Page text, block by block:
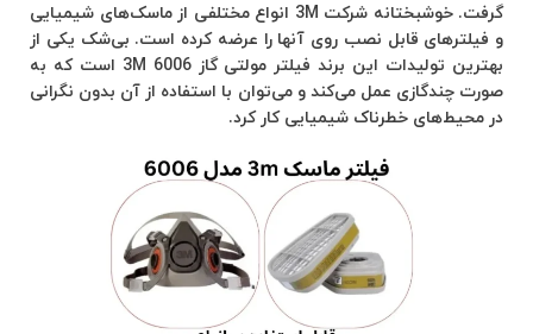
گرفت. خوشبختانه شرکت 3M انواع مختلفی از ماسک‌های شیمیایی
و فیلتر‌های قابل نصب روی آنها را عرضه کرده است. بی‌شک یکی از
بهترین‌ تولیدات این برند فیلتر مولتی گاز 6006 3M است که به
صورت چندگازی عمل می‌کند و می‌توان با استفاده از آن بدون نگرانی
در محیط‌های خطرناک شیمیایی کار کرد.